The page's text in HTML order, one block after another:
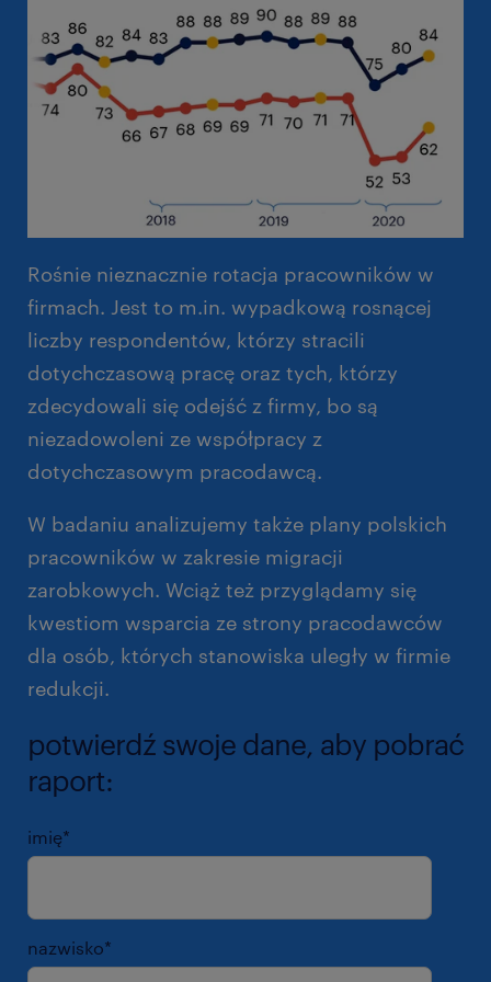
Rośnie nieznacznie rotacja pracowników w
firmach. Jest to m.in. wypadkową rosnącej
liczby respondentów, którzy stracili
dotychczasową pracę oraz tych, którzy
zdecydowali się odejść z firmy, bo są
niezadowoleni ze współpracy z
dotychczasowym pracodawcą.
W badaniu analizujemy także plany polskich
pracowników w zakresie migracji
zarobkowych. Wciąż też przyglądamy się
kwestiom wsparcia ze strony pracodawców
dla osób, których stanowiska uległy w firmie
redukcji.
potwierdź swoje dane, aby pobrać
raport:
imię*
nazwisko*